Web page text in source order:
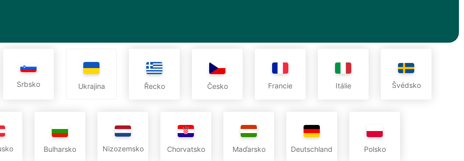
Srbsko Ukrajina Řecko Česko Francie Itálie Švédsko
Bulharsko Nizozemsko Chorvatsko Maďarsko Deutschland Polsko